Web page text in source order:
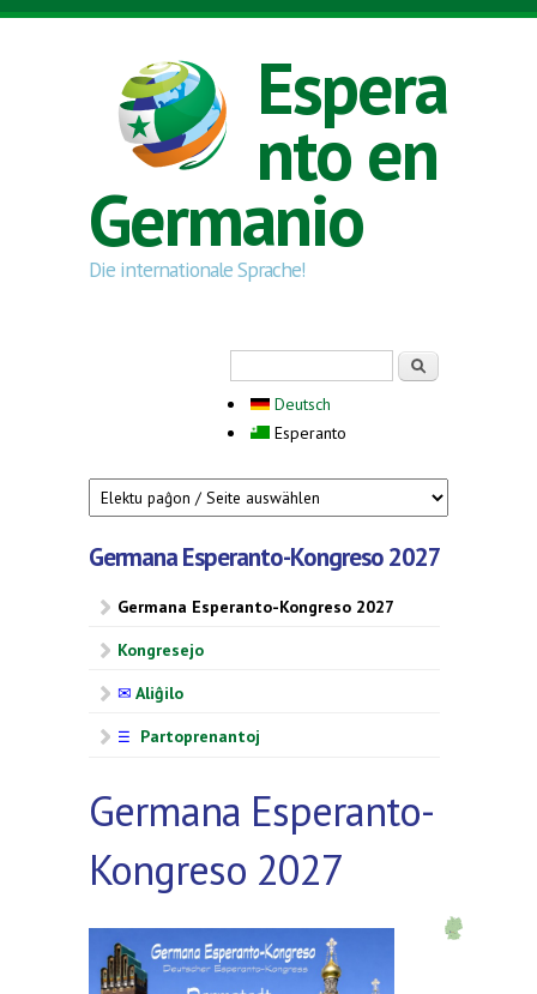
Skip to main content
Espera
nto en
Germanio
Die internationale Sprache!
Deutsch
Esperanto
Germana Esperanto-Kongreso 2027
Germana Esperanto-Kongreso 2027
Kongresejo
✉ Aliĝilo
☰ Partoprenantoj
Germana Esperanto-
Kongreso 2027